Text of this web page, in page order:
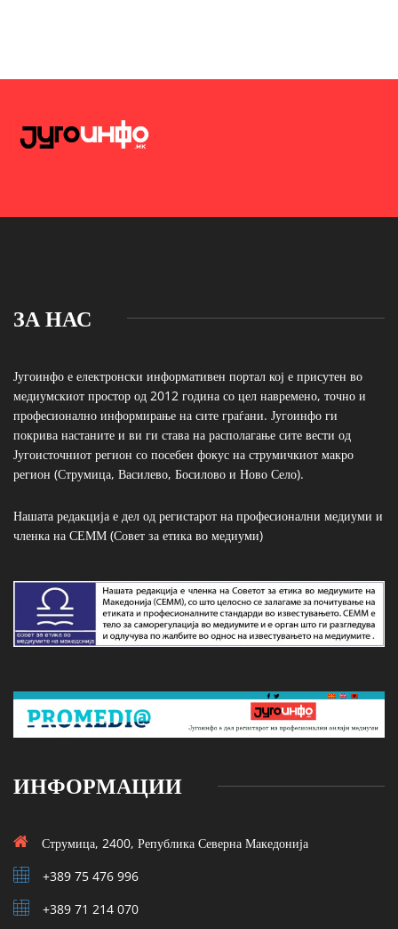
ЗА НАС
Југоинфо е електронски информативен портал кој е присутен во
медиумскиот простор од 2012 година со цел навремено, точно и
професионално информирање на сите граѓани. Југоинфо ги
покрива настаните и ви ги става на располагање сите вести од
Југоисточниот регион со посебен фокус на струмичкиот макро
регион (Струмица, Василево, Босилово и Ново Село).
Нашата редакција е дел од регистарот на професионални медиуми и
членка на СЕММ (Совет за етика во медиуми)
ИНФОРМАЦИИ
Струмица, 2400, Република Северна Македонија
+389 75 476 996
+389 71 214 070